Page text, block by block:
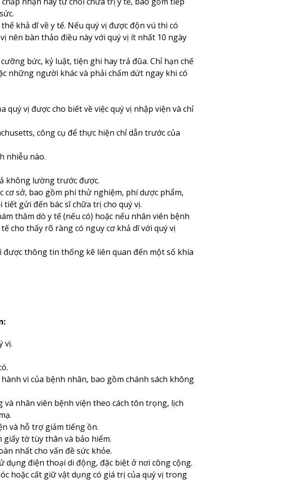
khả dĩ về y tế. Nếu quý vị được độn vú thì có
nên bàn thảo điều này với quý vị ít nhất 10 ngày
bức, kỷ luật, tiện ghi hay trả đũa. Chỉ hạn chế
những người khác và phải chấm dứt ngay khi có
vị được cho biết về việc quý vị nhập viện và chỉ
công cụ để thực hiện chỉ dẫn trước của
nhiễu nào.
không lường trước được.
cơ sở, bao gồm phí thử nghiệm, phí dược phẩm,
gửi đến bác sĩ chữa trị cho quý vị.
thăm dò y tế (nếu có) hoặc nếu nhân viên bệnh
cho thấy rõ ràng có nguy cơ khả dĩ với quý vị
được thông tin thống kê liên quan đến một số khía
vị.
vi của bệnh nhân, bao gồm chánh sách không
nhân viên bệnh viện theo cách tôn trọng, lịch
và hỗ trợ giảm tiếng ồn.
tờ tùy thân và bảo hiểm.
nhất cho vấn đề sức khỏe.
điện thoại di động, đặc biệt ở nơi công cộng.
hoặc cất giữ vật dụng có giá trị của quý vị trong